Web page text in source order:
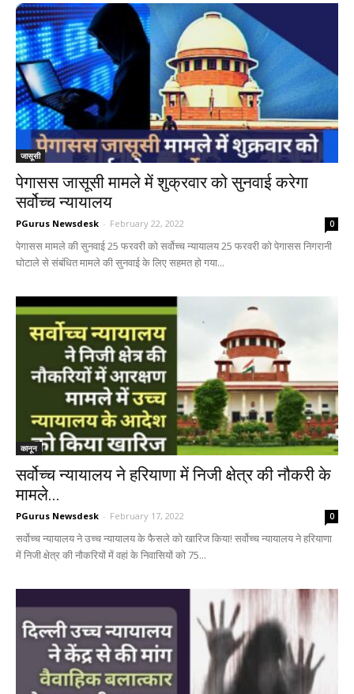
जासूसी
पेगासस जासूसी मामले में शुक्रवार को सुनवाई करेगा
सर्वोच्च न्यायालय
PGurus Newsdesk - February 22, 2022 0
पेगासस मामले की सुनवाई 25 फरवरी को सर्वोच्च न्यायालय 25 फरवरी को पेगासस निगरानी
घोटाले से संबंधित मामले की सुनवाई के लिए सहमत हो गया...
कानून
सर्वोच्च न्यायालय ने हरियाणा में निजी क्षेत्र की नौकरी के
मामले...
PGurus Newsdesk - February 17, 2022 0
सर्वोच्च न्यायालय ने उच्च न्यायालय के फैसले को खारिज किया! सर्वोच्च न्यायालय ने हरियाणा
में निजी क्षेत्र की नौकरियों में वहां के निवासियों को 75...